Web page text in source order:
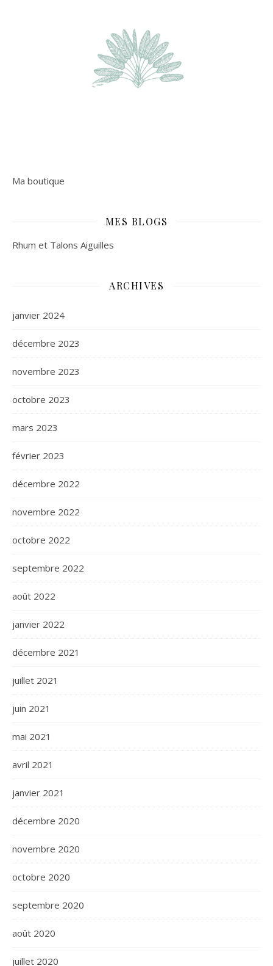
Ma boutique
MES BLOGS
Rhum et Talons Aiguilles
ARCHIVES
janvier 2024
décembre 2023
novembre 2023
octobre 2023
mars 2023
février 2023
décembre 2022
novembre 2022
octobre 2022
septembre 2022
août 2022
janvier 2022
décembre 2021
juillet 2021
juin 2021
mai 2021
avril 2021
janvier 2021
décembre 2020
novembre 2020
octobre 2020
septembre 2020
août 2020
juillet 2020